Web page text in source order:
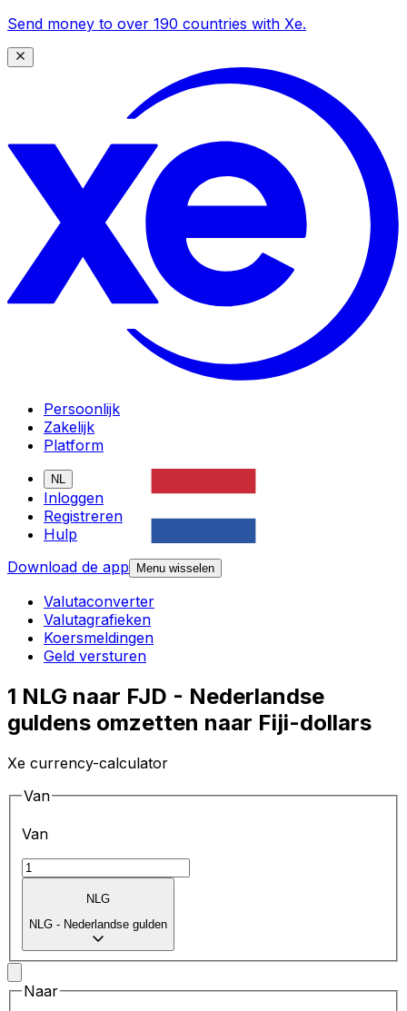
Send money to over 190 countries with Xe.
Persoonlijk
Zakelijk
Platform
NL
Inloggen
Registreren
Hulp
Download de app
Menu wisselen
Valutaconverter
Valutagrafieken
Koersmeldingen
Geld versturen
1 NLG naar FJD - Nederlandse
guldens omzetten naar Fiji-dollars
Xe currency-calculator
Van
Van
NLG
NLG - Nederlandse gulden
Naar